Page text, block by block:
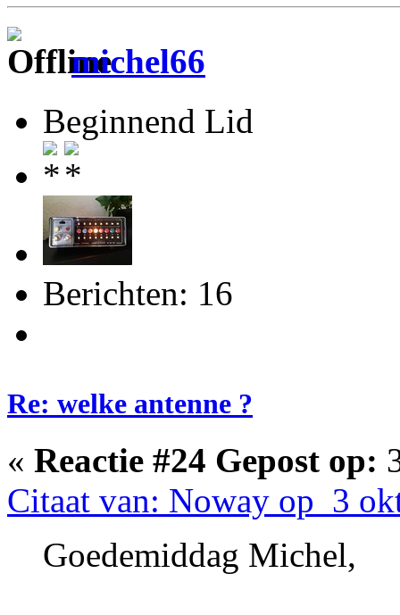
michel66
Beginnend Lid
Berichten: 16
Re: welke antenne ?
« Reactie #24 Gepost op:
Citaat van: Noway op 3
Goedemiddag Michel,